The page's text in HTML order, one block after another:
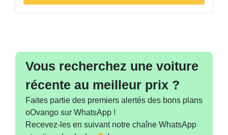
Vous recherchez une voiture
récente au meilleur prix ?
Faites partie des premiers alertés des bons plans
oOvango sur WhatsApp !
Recevez-les en suivant notre chaîne WhatsApp